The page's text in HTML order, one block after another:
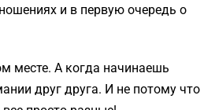
и в первую очередь о
месте. А когда начинаешь
друг друга. И не потому что